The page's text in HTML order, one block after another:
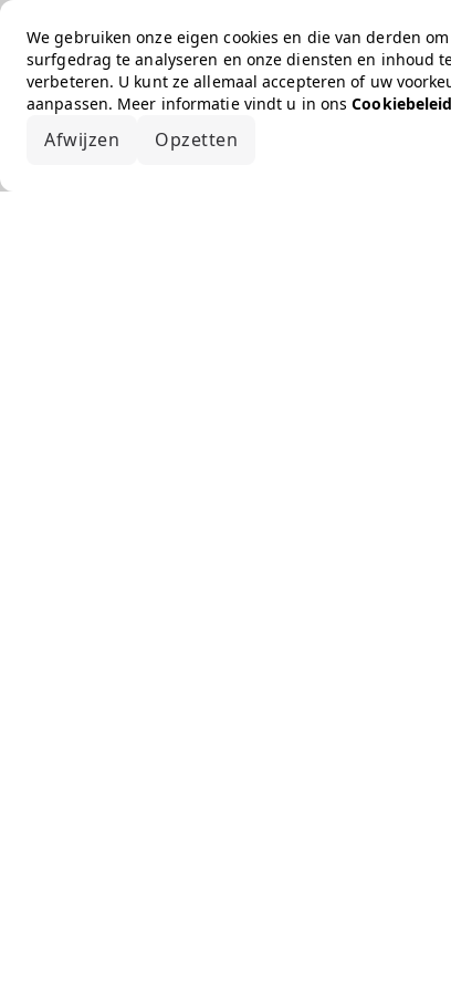
We gebruiken onze eigen cookies en die van derden
surfgedrag te analyseren en onze diensten en inhoud
verbeteren. U kunt ze allemaal accepteren of uw
aanpassen. Meer informatie vindt u in onsCookiebeleid
Afwijzen Opzetten